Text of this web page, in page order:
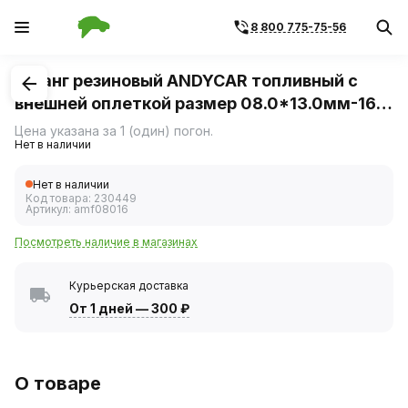
8 800 775-75-56
1/1
Шланг резиновый ANDYCAR топливный с
внешней оплеткой размер 08.0*13.0мм-16
Атм, длина 15м
Цена указана за 1 (один) погон.
Нет в наличии
Нет в наличии
Код товара: 230449
Артикул: amf08016
Посмотреть наличие в магазинах
Курьерская доставка
От 1 дней —300 ₽
О товаре